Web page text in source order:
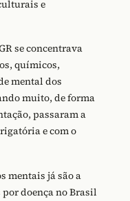
e
se concentrava
químicos,
mental dos
muito, de forma
passaram a
e com o
mentais já são a
doença no Brasil